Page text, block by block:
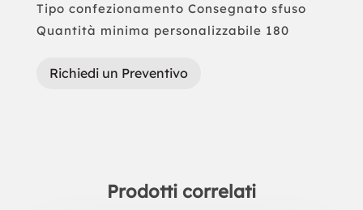
Tipo confezionamento Consegnato sfuso
Quantità minima personalizzabile 180
Richiedi un Preventivo
Prodotti correlati